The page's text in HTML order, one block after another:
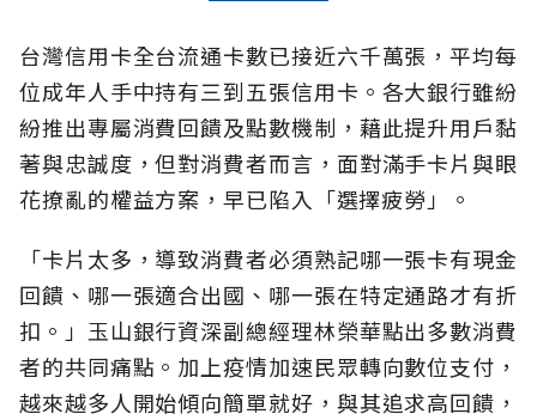
台灣信用卡全台流通卡數已接近六千萬張，平均每
位成年人手中持有三到五張信用卡。各大銀行雖紛
紛推出專屬消費回饋及點數機制，藉此提升用戶黏
著與忠誠度，但對消費者而言，面對滿手卡片與眼
花撩亂的權益方案，早已陷入「選擇疲勞」。
「卡片太多，導致消費者必須熟記哪一張卡有現金
回饋、哪一張適合出國、哪一張在特定通路才有折
扣。」玉山銀行資深副總經理林榮華點出多數消費
者的共同痛點。加上疫情加速民眾轉向數位支付，
越來越多人開始傾向簡單就好，與其追求高回饋，